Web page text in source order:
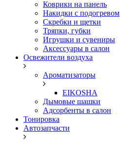
Коврики на панель
Накидки с подогревом
Скребки и щетки
Тряпки, губки
Игрушки и сувениры
Аксессуары в салон
Освежители воздуха
Ароматизаторы
EIKOSHA
Дымовые шашки
Адсорбенты в салон
Тонировка
Автозапчасти